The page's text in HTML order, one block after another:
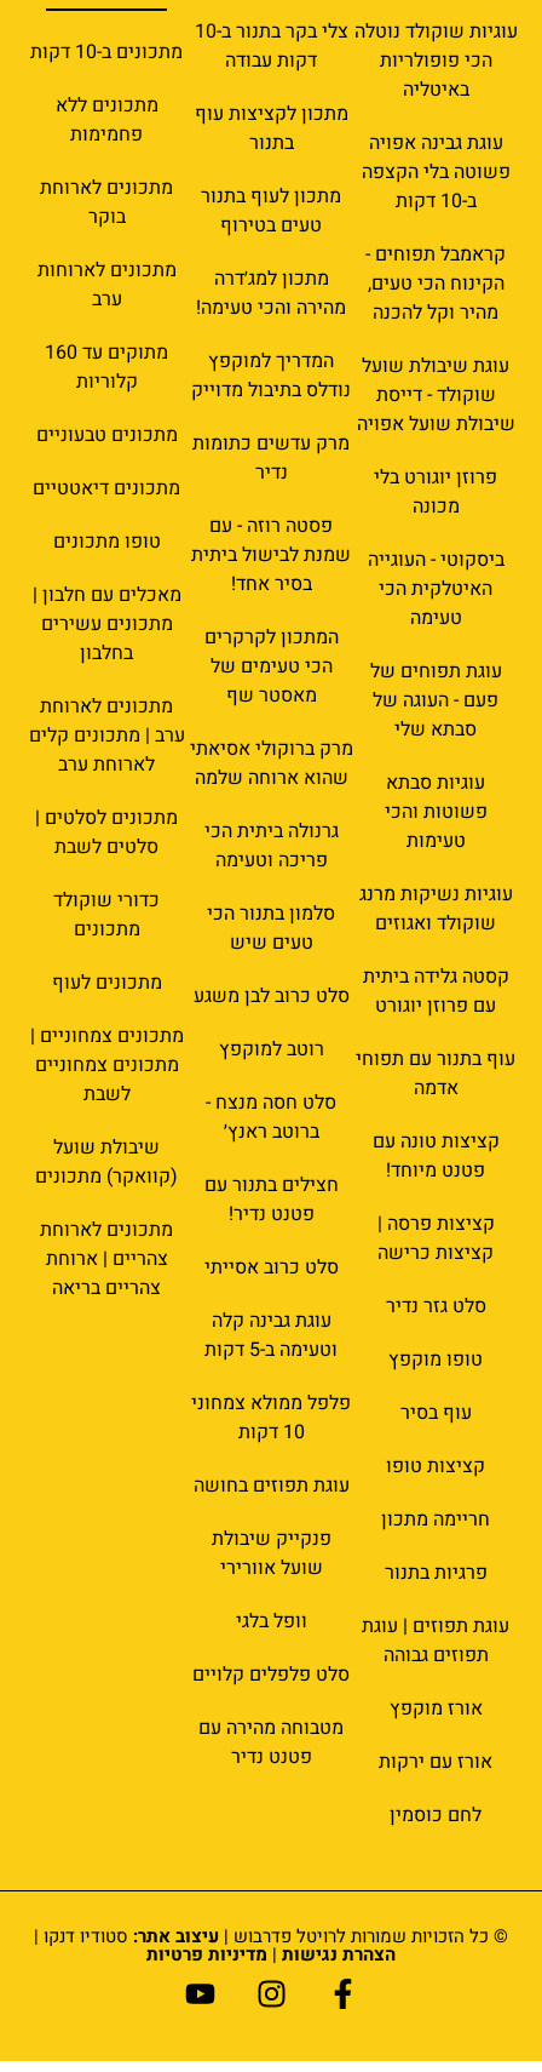
עוגיות שוקולד נוטלה
הכי פופולריות
באיטליה
עוגת גבינה אפויה
פשוטה בלי הקצפה
ב-10 דקות
קראמבל תפוחים -
הקינוח הכי טעים,
מהיר וקל להכנה
עוגת שיבולת שועל
שוקולד - דייסת
שיבולת שועל אפויה
פרוזן יוגורט בלי
מכונה
ביסקוטי - העוגייה
האיטלקית הכי
טעימה
עוגת תפוחים של
פעם - העוגה של
סבתא שלי
עוגיות סבתא
פשוטות והכי
טעימות
עוגיות נשיקות מרנג
שוקולד ואגוזים
קסטה גלידה ביתית
עם פרוזן יוגורט
עוף בתנור עם תפוחי
אדמה
קציצות טונה עם
פטנט מיוחד!
קציצות פרסה |
קציצות כרישה
סלט גזר נדיר
טופו מוקפץ
עוף בסיר
קציצות טופו
חריימה מתכון
פרגיות בתנור
עוגת תפוזים | עוגת
תפוזים גבוהה
אורז מוקפץ
אורז עם ירקות
לחם כוסמין
צלי בקר בתנור ב-10
דקות עבודה
מתכון לקציצות עוף
בתנור
מתכון לעוף בתנור
טעים בטירוף
מתכון למג׳דרה
מהירה והכי טעימה!
המדריך למוקפץ
נודלס בתיבול מדוייק
מרק עדשים כתומות
נדיר
פסטה רוזה - עם
שמנת לבישול ביתית
בסיר אחד!
המתכון לקרקרים
הכי טעימים של
מאסטר שף
מרק ברוקולי אסיאתי
שהוא ארוחה שלמה
גרנולה ביתית הכי
פריכה וטעימה
סלמון בתנור הכי
טעים שיש
סלט כרוב לבן משגע
רוטב למוקפץ
סלט חסה מנצח -
ברוטב ראנץ׳
חצילים בתנור עם
פטנט נדיר!
סלט כרוב אסייתי
עוגת גבינה קלה
וטעימה ב-5 דקות
פלפל ממולא צמחוני
10 דקות
עוגת תפוזים בחושה
פנקייק שיבולת
שועל אוורירי
וופל בלגי
סלט פלפלים קלויים
מטבוחה מהירה עם
פטנט נדיר
מתכונים ב-10 דקות
מתכונים ללא
פחמימות
מתכונים לארוחת
בוקר
מתכונים לארוחות
ערב
מתוקים עד 160
קלוריות
מתכונים טבעוניים
מתכונים דיאטטיים
טופו מתכונים
מאכלים עם חלבון |
מתכונים עשירים
בחלבון
מתכונים לארוחת
ערב | מתכונים קלים
לארוחת ערב
מתכונים לסלטים |
סלטים לשבת
כדורי שוקולד
מתכונים
מתכונים לעוף
מתכונים צמחוניים |
מתכונים צמחוניים
לשבת
שיבולת שועל
(קוואקר) מתכונים
מתכונים לארוחת
צהריים | ארוחת
צהריים בריאה
© כל הזכויות שמורות לרויטל פדרבוש | עיצוב אתר: סטודיו דנקו |
הצהרת נגישות | מדיניות פרטיות